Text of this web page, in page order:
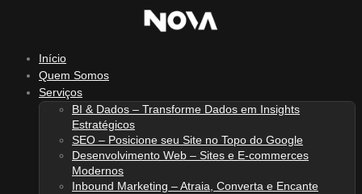
conteúdoInício
Quem Somos
Serviços
BI & Dados – Transforme Dados em Insights
Estratégicos
SEO – Posicione seu Site no Topo do Google
Desenvolvimento Web – Sites e E-commerces
Modernos
Inbound Marketing – Atraia, Converta e Encante